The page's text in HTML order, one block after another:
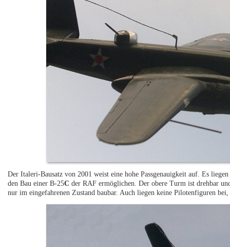
Der Italeri-Bausatz von 2001 weist eine hohe Passgenauigkeit auf. Es
den Bau einer B-25C der RAF ermöglichen. Der obere Turm ist drehbar
nur im eingefahrenen Zustand baubar. Auch liegen keine Pilotenfiguren